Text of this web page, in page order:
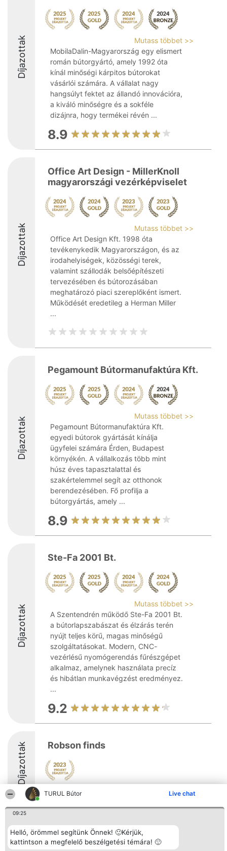
TURUL Bútor Live chat
09:25
Helló, örömmel segítünk Önnek! 🙂Kérjük,
kattintson a megfelelő beszélgetési témára! 🙂
Díjazottak
Mutass többet >>
MobilaDalin-Magyarország egy elismert
román bútorgyártó, amely 1992 óta
kínál minőségi kárpitos bútorokat
vásárlói számára. A vállalat nagy
hangsúlyt fektet az állandó innovációra,
a kiváló minőségre és a sokféle
dizájnra, hogy termékei révén ...
8.9
Díjazottak
Office Art Design - MillerKnoll
magyarországi vezérképviselet
Mutass többet >>
Office Art Design Kft. 1998 óta
tevékenykedik Magyarországon, és az
irodahelyiségek, közösségi terek,
valamint szállodák belsőépítészeti
tervezésében és bútorozásában
meghatározó piaci szereplőként ismert.
Működését eredetileg a Herman Miller
...
Díjazottak
Pegamount Bútormanufaktúra Kft.
Mutass többet >>
Pegamount Bútormanufaktúra Kft.
egyedi bútorok gyártását kínálja
ügyfelei számára Érden, Budapest
környékén. A vállalkozás több mint
húsz éves tapasztalattal és
szakértelemmel segít az otthonok
berendezésében. Fő profilja a
bútorgyártás, amely ...
8.9
Díjazottak
Ste-Fa 2001 Bt.
Mutass többet >>
A Szentendrén működő Ste-Fa 2001 Bt.
a bútorlapszabászat és élzárás terén
nyújt teljes körű, magas minőségű
szolgáltatásokat. Modern, CNC-
vezérlésű nyomógerendás fűrészgépet
alkalmaz, amelynek használata precíz
és hibátlan munkavégzést eredményez.
...
9.2
Díjazottak Robson finds
Rangsorszervező
SC Beautiful Company S.R.L.
Bulevardul Aleea Timișul De
Népszavazás
Nyertesek
Az összes
Elérhetőség